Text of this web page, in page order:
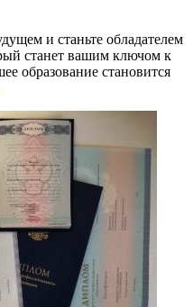
и станьте обладателем
станет вашим ключом к
образование становится